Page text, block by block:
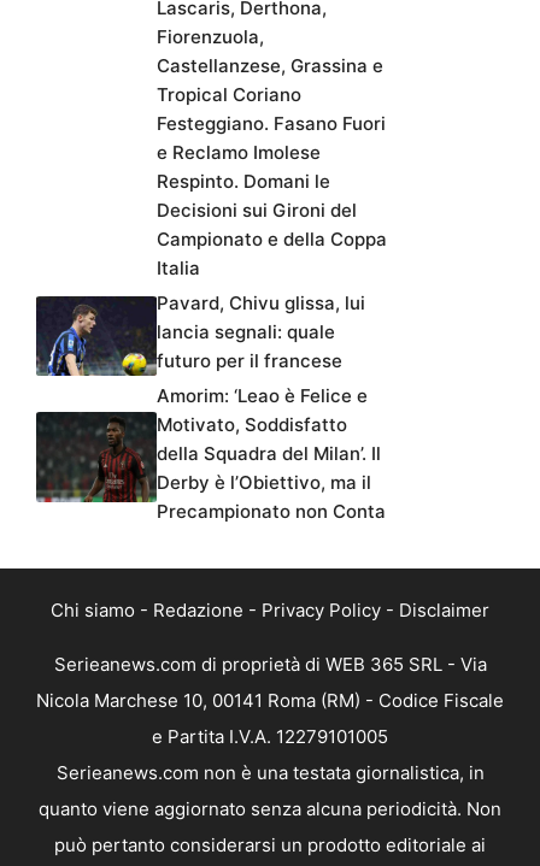
Lascaris, Derthona,
Fiorenzuola,
Castellanzese, Grassina e
Tropical Coriano
Festeggiano. Fasano Fuori
e Reclamo Imolese
Respinto. Domani le
Decisioni sui Gironi del
Campionato e della Coppa
Italia
Pavard, Chivu glissa, lui
lancia segnali: quale
futuro per il francese
Amorim: ‘Leao è Felice e
Motivato, Soddisfatto
della Squadra del Milan’. Il
Derby è l’Obiettivo, ma il
Precampionato non Conta
Chi siamo - Redazione - Privacy Policy - Disclaimer
Serieanews.com di proprietà di WEB 365 SRL - Via
Nicola Marchese 10, 00141 Roma (RM) - Codice Fiscale
e Partita I.V.A. 12279101005
Serieanews.com non è una testata giornalistica, in
quanto viene aggiornato senza alcuna periodicità. Non
può pertanto considerarsi un prodotto editoriale ai